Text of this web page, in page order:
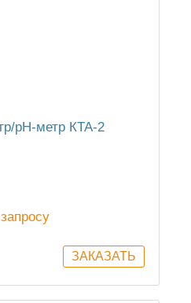
рН-метр КТА-2